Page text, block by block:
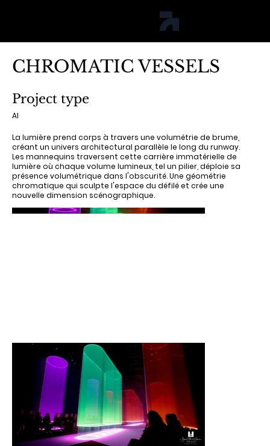
CHROMATIC VESSELS
Project type
AI
La lumière prend corps à travers une volumétrie de brume,
créant un univers architectural parallèle le long du runway.
Les mannequins traversent cette carrière immatérielle de
lumière où chaque volume lumineux, tel un pilier, déploie sa
présence volumétrique dans l'obscurité. Une géométrie
chromatique qui sculpte l'espace du défilé et crée une
nouvelle dimension scénographique.